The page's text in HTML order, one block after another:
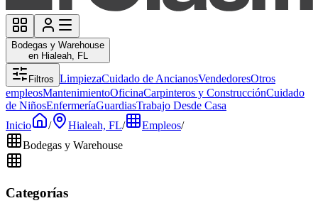
Bodegas y Warehouse
en Hialeah, FL
Filtros LimpiezaCuidado de AncianosVendedoresOtros
empleosMantenimientoOficinaCarpinteros y ConstrucciónCuidado
de NiñosEnfermeríaGuardiasTrabajo Desde Casa
Inicio
/ Hialeah, FL/ Empleos/
Bodegas y Warehouse
Categorías